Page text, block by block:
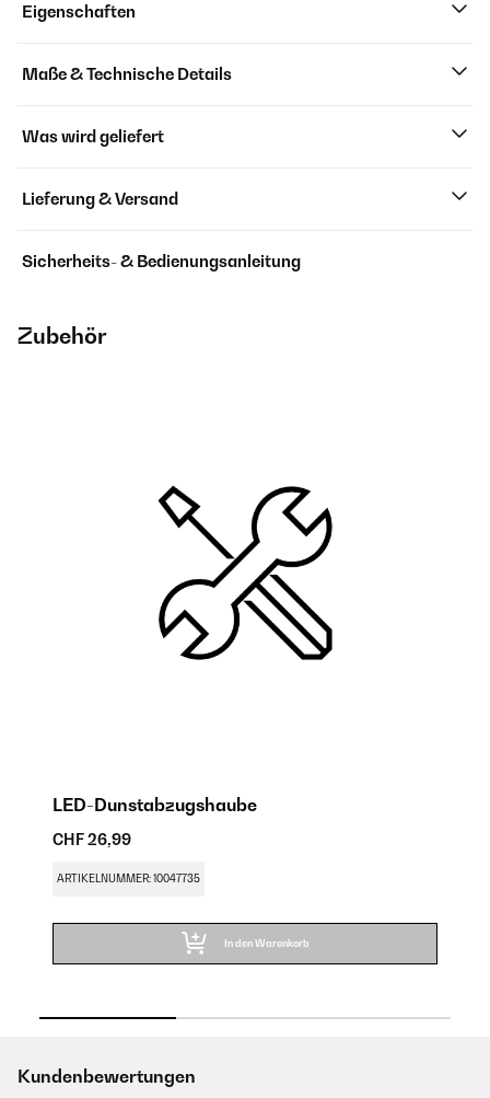
Eigenschaften
Maße & Technische Details
Was wird geliefert
Lieferung & Versand
Sicherheits- & Bedienungsanleitung
Zubehör
LED-Dunstabzugshaube
CHF 26,99
ARTIKELNUMMER: 10047735
In den Warenkorb
Kundenbewertungen